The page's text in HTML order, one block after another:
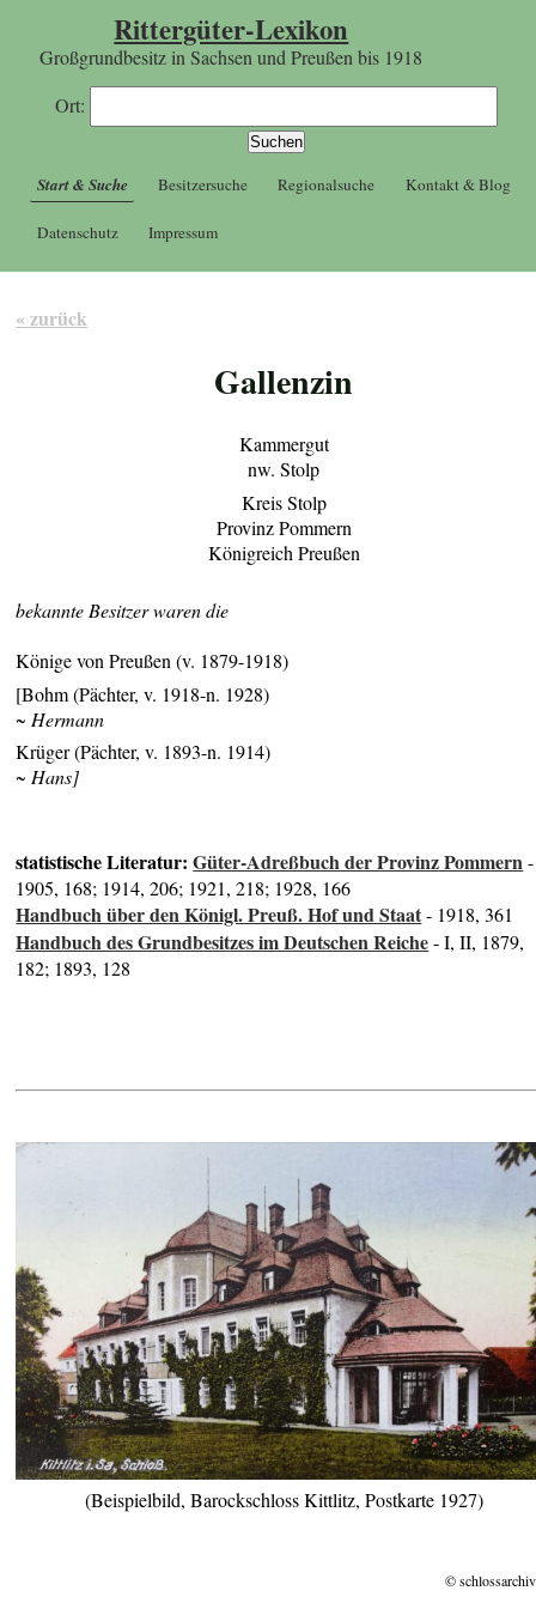
Rittergüter-Lexikon
Großgrundbesitz in Sachsen und Preußen bis 1918
Ort:
Start & Suche Besitzersuche Regionalsuche Kontakt & Blog
Datenschutz Impressum
« zurück
Gallenzin
Kammergut
nw. Stolp
Kreis Stolp
Provinz Pommern
Königreich Preußen
bekannte Besitzer waren die
Könige von Preußen (v. 1879-1918)
[Bohm (Pächter, v. 1918-n. 1928)
~ Hermann
Krüger (Pächter, v. 1893-n. 1914)
~ Hans]
statistische Literatur:Güter-Adreßbuch der Provinz Pommern-
1905, 168; 1914, 206; 1921, 218; 1928, 166
Handbuch über den Königl. Preuß. Hof und Staat- 1918, 361
Handbuch des Grundbesitzes im Deutschen Reiche- I, II, 1879,
182; 1893, 128
(Beispielbild, Barockschloss Kittlitz, Postkarte 1927)
©